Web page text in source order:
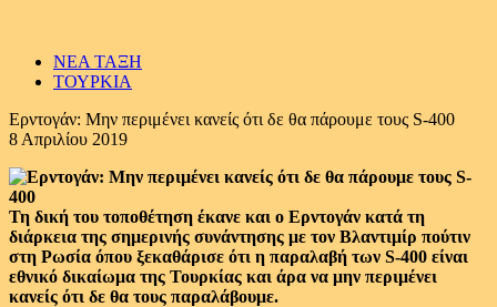
ΝΕΑ ΤΑΞΗ
ΤΟΥΡΚΙΑ
Ερντογάν: Μην περιμένει κανείς ότι δε θα πάρουμε τους S-400
8 Απριλίου 2019
Τη δική του τοποθέτηση έκανε και ο Ερντογάν κατά τη
διάρκεια της σημερινής συνάντησης με τον Βλαντιμίρ πούτιν
στη Ρωσία όπου ξεκαθάρισε ότι η παραλαβή των S-400 είναι
εθνικό δικαίωμα της Τουρκίας και άρα να μην περιμένει
κανείς ότι δε θα τους παραλάβουμε.